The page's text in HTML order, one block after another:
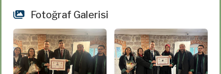
Fotoğraf Galerisi